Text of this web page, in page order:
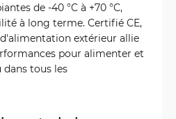
de -40 °C à +70 °C,
à long terme. Certifié CE,
d'alimentation extérieur allie
pour alimenter et
tous les